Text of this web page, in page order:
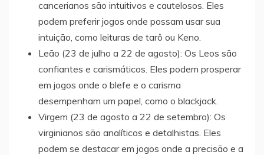
cancerianos são intuitivos e cautelosos. Eles
podem preferir jogos onde possam usar sua
intuição, como leituras de tarô ou Keno.
Leão (23 de julho a 22 de agosto): Os Leos são
confiantes e carismáticos. Eles podem prosperar
em jogos onde o blefe e o carisma
desempenham um papel, como o blackjack.
Virgem (23 de agosto a 22 de setembro): Os
virginianos são analíticos e detalhistas. Eles
podem se destacar em jogos onde a precisão e a